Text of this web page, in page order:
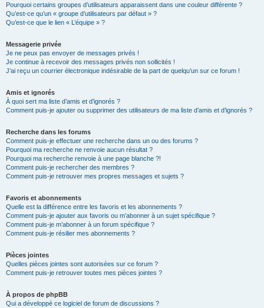
Pourquoi certains groupes d’utilisateurs apparaissent dans une couleur différente ?
Qu’est-ce qu’un « groupe d’utilisateurs par défaut » ?
Qu’est-ce que le lien « L’équipe » ?
Messagerie privée
Je ne peux pas envoyer de messages privés !
Je continue à recevoir des messages privés non sollicités !
J’ai reçu un courrier électronique indésirable de la part de quelqu’un sur ce forum !
Amis et ignorés
À quoi sert ma liste d’amis et d’ignorés ?
Comment puis-je ajouter ou supprimer des utilisateurs de ma liste d’amis et d’ignorés ?
Recherche dans les forums
Comment puis-je effectuer une recherche dans un ou des forums ?
Pourquoi ma recherche ne renvoie aucun résultat ?
Pourquoi ma recherche renvoie à une page blanche ?!
Comment puis-je rechercher des membres ?
Comment puis-je retrouver mes propres messages et sujets ?
Favoris et abonnements
Quelle est la différence entre les favoris et les abonnements ?
Comment puis-je ajouter aux favoris ou m’abonner à un sujet spécifique ?
Comment puis-je m’abonner à un forum spécifique ?
Comment puis-je résilier mes abonnements ?
Pièces jointes
Quelles pièces jointes sont autorisées sur ce forum ?
Comment puis-je retrouver toutes mes pièces jointes ?
À propos de phpBB
Qui a développé ce logiciel de forum de discussions ?